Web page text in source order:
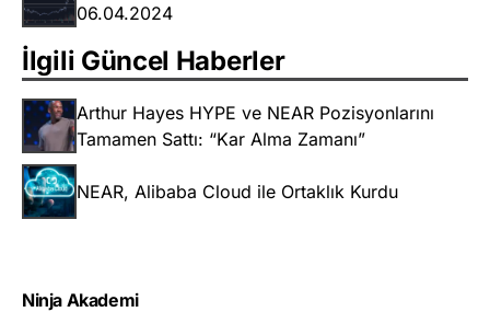
06.04.2024
İlgili Güncel Haberler
Arthur Hayes HYPE ve NEAR Pozisyonlarını
Tamamen Sattı: “Kar Alma Zamanı”
NEAR, Alibaba Cloud ile Ortaklık Kurdu
Ninja Akademi